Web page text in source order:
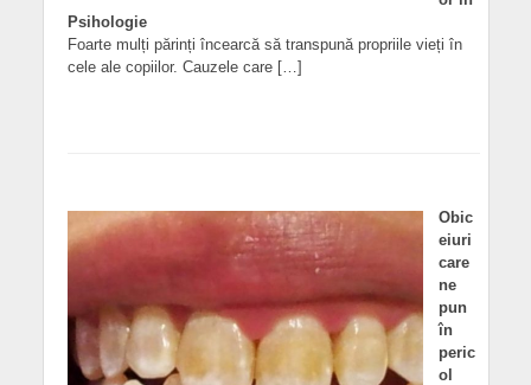
Psihologie
Foarte mulți părinți încearcă să transpună propriile vieți în
cele ale copiilor. Cauzele care […]
Obic
eiuri
care
ne
pun
în
peric
ol